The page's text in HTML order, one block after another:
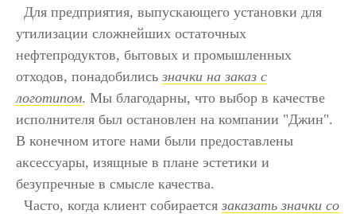
Для предприятия, выпускающего установки для
утилизации сложнейших остаточных
нефтепродуктов, бытовых и промышленных
отходов, понадобились значки на заказ с
логотипом. Мы благодарны, что выбор в качестве
исполнителя был остановлен на компании "Джин".
В конечном итоге нами были предоставлены
аксессуары, изящные в плане эстетики и
безупречные в смысле качества.
Часто, когда клиент собирается заказать значки со